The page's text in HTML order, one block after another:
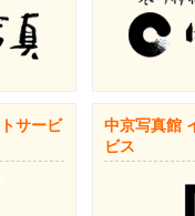
サービ
中京写真館
ビス